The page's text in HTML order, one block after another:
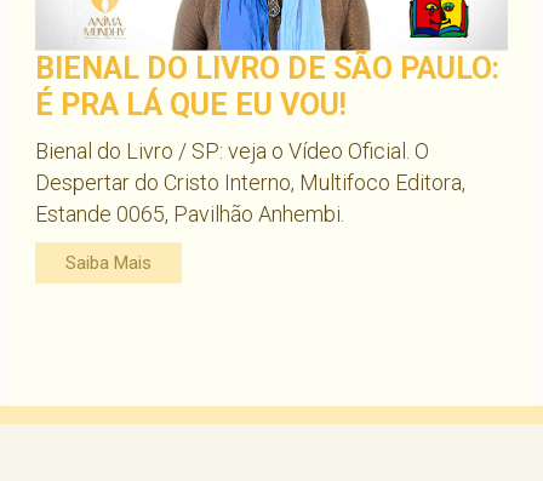
BIENAL DO LIVRO DE SÃO PAULO:
É PRA LÁ QUE EU VOU!
Bienal do Livro / SP: veja o Vídeo Oficial. O
Despertar do Cristo Interno, Multifoco Editora,
Estande 0065, Pavilhão Anhembi.
Saiba Mais